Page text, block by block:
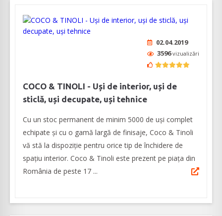
02.04.2019
3596vizualizări
COCO & TINOLI - Uși de interior, uși de
sticlă, uși decupate, uși tehnice
Cu un stoc permanent de minim 5000 de uși complet
echipate și cu o gamă largă de finisaje, Coco & Tinoli
vă stă la dispoziție pentru orice tip de închidere de
spațiu interior. Coco & Tinoli este prezent pe piața din
România de peste 17 ...